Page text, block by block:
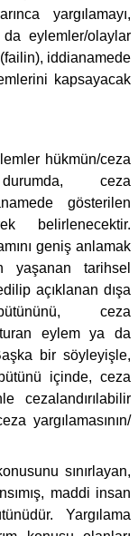
yargılamayı,
eylemler/olaylar
iddianamede
kapsayacak
hükmün/ceza
ceza
gösterilen
belirlenecektir.
geniş anlamak
yaşanan tarihsel
açıklanan dışa
ceza
eylem ya da
bir söyleyişle,
içinde, ceza
cezalandırılabilir
yargılamasının/
sınırlayan,
maddi insan
Yargılama